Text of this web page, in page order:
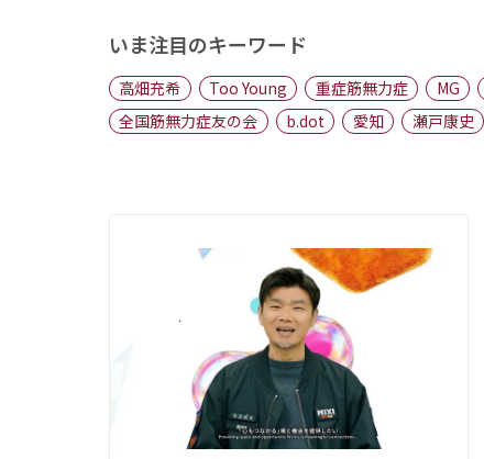
いま注目のキーワード
高畑充希 Too Young 重症筋無力症 MG
全国筋無力症友の会
b.dot 愛知 瀬戸康史